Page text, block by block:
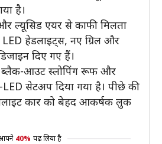
है।
ल्यूसिड एयर से काफी मिलता
हेडलाइट्स, नए ग्रिल और
दिए गए हैं।
ब्लैक-आउट स्लोपिंग रूफ और
सेटअप दिया गया है। पीछे की
कार को बेहद आकर्षक लुक
40% पढ़ लिया है